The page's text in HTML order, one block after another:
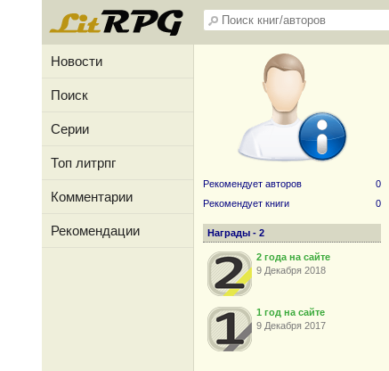
Новости
Поиск
Серии
Топ литрпг
Комментарии
Рекомендации
Рекомендует авторов
0
Рекомендует книги
0
Награды - 2
2 года на сайте
9 Декабря 2018
1 год на сайте
9 Декабря 2017